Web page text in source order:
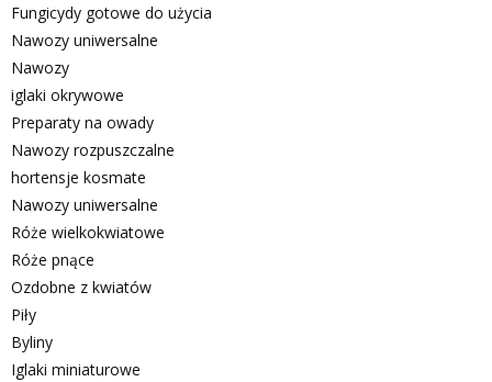
Fungicydy gotowe do użycia
Nawozy uniwersalne
Nawozy
iglaki okrywowe
Preparaty na owady
Nawozy rozpuszczalne
hortensje kosmate
Nawozy uniwersalne
Róże wielkokwiatowe
Róże pnące
Ozdobne z kwiatów
Piły
Byliny
Iglaki miniaturowe